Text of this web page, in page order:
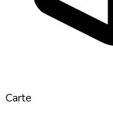
Carte